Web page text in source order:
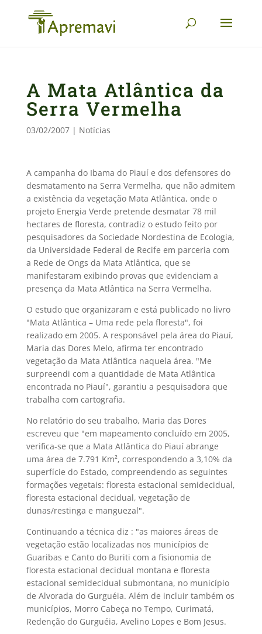
A Mata Atlântica da
Serra Vermelha
03/02/2007| Notícias
A campanha do Ibama do Piauí e dos defensores do
desmatamento na Serra Vermelha, que não admitem
a existência da vegetação Mata Atlântica, onde o
projeto Energia Verde pretende desmatar 78 mil
hectares de floresta, contradiz o estudo feito por
pesquisadores da Sociedade Nordestina de Ecologia,
da Universidade Federal de Recife em parceria com
a Rede de Ongs da Mata Atlântica, que se
manifestaram exibindo provas que evidenciam a
presença da Mata Atlântica na Serra Vermelha.
O estudo que organizaram e está publicado no livro
"Mata Atlântica – Uma rede pela floresta", foi
realizado em 2005. A responsável pela área do Piauí,
Maria das Dores Melo, afirma ter encontrado
vegetação da Mata Atlântica naquela área. "Me
surpreendi com a quantidade de Mata Atlântica
encontrada no Piauí", garantiu a pesquisadora que
trabalha com cartografia.
No relatório do seu trabalho, Maria das Dores
escreveu que "em mapeamento concluído em 2005,
verifica-se que a Mata Atlântica do Piauí abrange
uma área de 7.791 Km², correspondendo a 3,10% da
superfície do Estado, compreendendo as seguintes
formações vegetais: floresta estacional semidecidual,
floresta estacional decidual, vegetação de
dunas/restinga e manguezal".
Continuando a técnica diz : "as maiores áreas de
vegetação estão localizadas nos municípios de
Guaribas e Canto do Buriti com a fisionomia de
floresta estacional decidual montana e floresta
estacional semidecidual submontana, no município
de Alvorada do Gurguéia. Além de incluir também os
municípios, Morro Cabeça no Tempo, Curimatá,
Redenção do Gurguéia, Avelino Lopes e Bom Jesus.